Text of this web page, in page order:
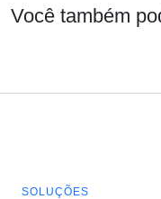
Você também
SOLUÇÕES